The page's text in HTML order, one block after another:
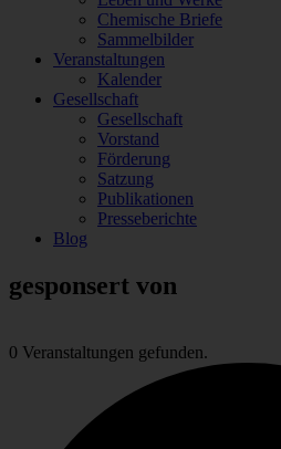
Chemische Briefe
Sammelbilder
Veranstaltungen
Kalender
Gesellschaft
Gesellschaft
Vorstand
Förderung
Satzung
Publikationen
Presseberichte
Blog
gesponsert von
0 Veranstaltungen gefunden.